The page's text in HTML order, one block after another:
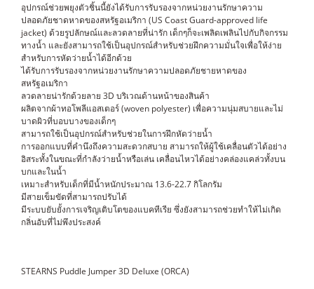
อุปกรณ์ช่วยพยุงตัวชิ้นนี้ยังได้รับการรับรองจากหน่วยงานรักษาความ
ปลอดภัยชาดหาดของสหรัฐอเมริกา (US Coast Guard-approved life
jacket) ด้วยรูปลักษณ์และลวดลายที่น่ารัก เด็กๆก็จะเพลิดเพลินไปกับกิจกรรม
ทางน้ำ และยังสามารถใช้เป็นอุปกรณ์สำหรับช่วยฝึกความมั่นใจเพื่อให้ง่าย
สำหรับการหัดว่ายน้ำได้อีกด้วย
ได้รับการรับรองจากหน่วยงานรักษาความปลอดภัยชายหาดของ
สหรัฐอเมริกา
ลวดลายน่ารักด้วยลาย 3D บริเวณด้านหน้าของสินค้า
ผลิตจากผ้าทอโพลีแอสเตอร์ (woven polyester) เพื่อความนุ่มสบายและไม่
บาดผิวที่บอบบางของเด็กๆ
สามารถใช้เป็นอุปกรณ์สำหรับช่วยในการฝึกหัดว่ายน้ำ
การออกแบบที่คำนึงถึงความสะดวกสบาย สามารถให้ผู้ใช้เคลื่อนตัวได้อย่าง
อิสระทั้งในขณะที่กำลังว่ายน้ำหรือเล่น เคลื่อนไหวได้อย่างคล่องแคล่วทั้งบน
บกและในน้ำ
เหมาะสำหรับเด็กที่มีน้ำหนักประมาณ 13.6-22.7 กิโลกรัม
มีสายเข็มขัดที่สามารถปรับได้
มีระบบยับยั้งการเจริญเติบโตของแบคทีเรีย ซึ่งยังสามารถช่วยทำให้ไม่เกิด
กลิ่นอับที่ไม่พึงประสงค์
STEARNS Puddle Jumper 3D Deluxe (ORCA)